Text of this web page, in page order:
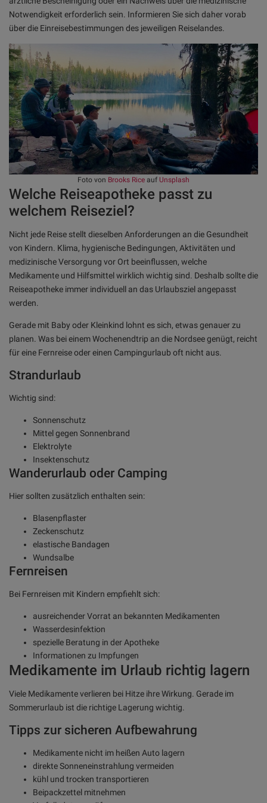
Notwendigkeit erforderlich sein. Informieren Sie sich daher vorab
über die Einreisebestimmungen des jeweiligen Reiselandes.
Foto von Brooks Rice auf Unsplash
Welche Reiseapotheke passt zu
welchem Reiseziel?
Nicht jede Reise stellt dieselben Anforderungen an die Gesundheit
von Kindern. Klima, hygienische Bedingungen, Aktivitäten und
medizinische Versorgung vor Ort beeinflussen, welche
Medikamente und Hilfsmittel wirklich wichtig sind. Deshalb sollte die
Reiseapotheke immer individuell an das Urlaubsziel angepasst
werden.
Gerade mit Baby oder Kleinkind lohnt es sich, etwas genauer zu
planen. Was bei einem Wochenendtrip an die Nordsee genügt, reicht
für eine Fernreise oder einen Campingurlaub oft nicht aus.
Strandurlaub
Wichtig sind:
Sonnenschutz
Mittel gegen Sonnenbrand
Elektrolyte
Insektenschutz
Wanderurlaub oder Camping
Hier sollten zusätzlich enthalten sein:
Blasenpflaster
Zeckenschutz
elastische Bandagen
Wundsalbe
Fernreisen
Bei Fernreisen mit Kindern empfiehlt sich:
ausreichender Vorrat an bekannten Medikamenten
Wasserdesinfektion
spezielle Beratung in der Apotheke
Informationen zu Impfungen
Medikamente im Urlaub richtig lagern
Viele Medikamente verlieren bei Hitze ihre Wirkung. Gerade im
Sommerurlaub ist die richtige Lagerung wichtig.
Tipps zur sicheren Aufbewahrung
Medikamente nicht im heißen Auto lagern
direkte Sonneneinstrahlung vermeiden
kühl und trocken transportieren
Beipackzettel mitnehmen